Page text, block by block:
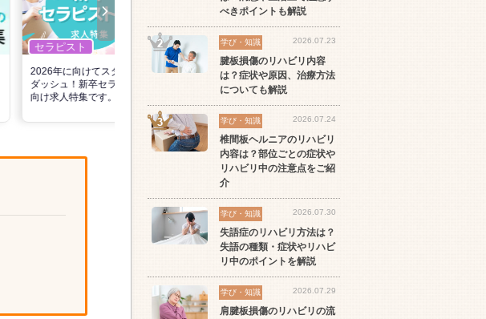
セラピスト
2026年に向けてスタート
ダッシュ！新卒セラピスト
向け求人特集です。
セラピスト
世の中の需要の高まりとと
もに増加傾向の「介護施
設」求人をご紹介！
セラピスト
ワークライフバランス重視
派の方へ！なぜ120日が基
べきポイントも解説
学び・知識 2026.07.23
腱板損傷のリハビリ内容
は？症状や原因、治療方法
についても解説
学び・知識 2026.07.24
椎間板ヘルニアのリハビリ
内容は？部位ごとの症状や
リハビリ中の注意点をご紹
介
学び・知識 2026.07.30
失語症のリハビリ方法は？
失語の種類・症状やリハビ
リ中のポイントを解説
学び・知識 2026.07.29
肩腱板損傷のリハビリの流